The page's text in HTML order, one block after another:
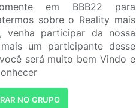
em BBB22 para
sobre o Reality mais
venha participar da nossa
um participante desse
será muito bem Vindo e
NO GRUPO